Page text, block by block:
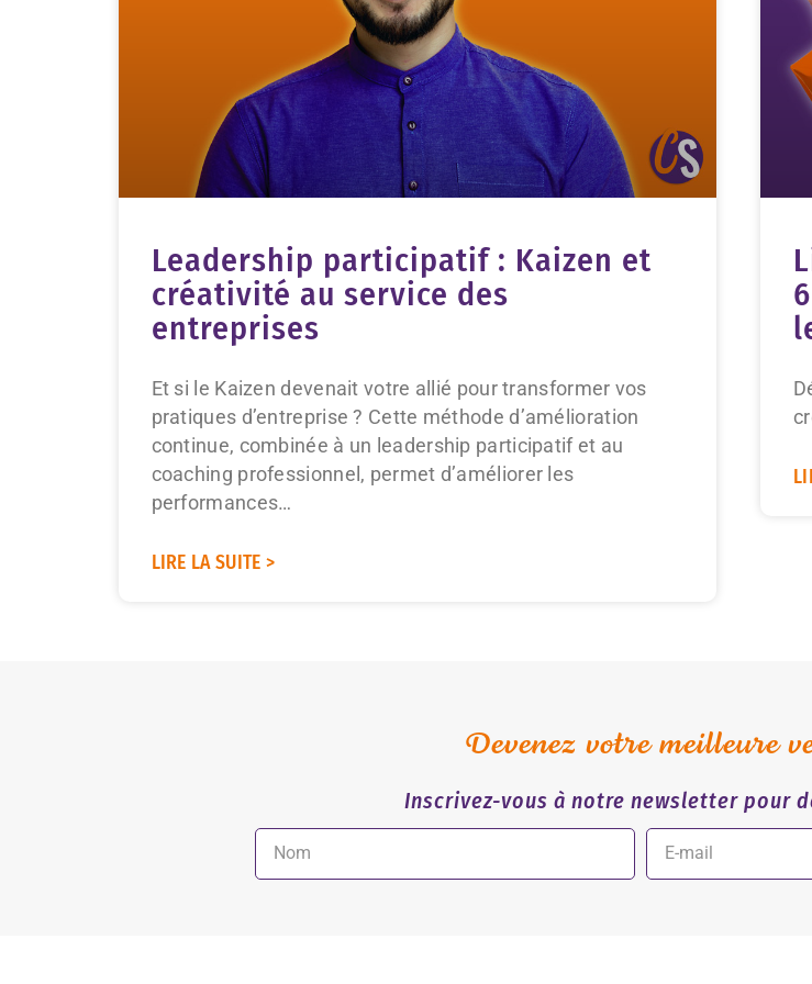
Leadership participatif : Kaizen et
créativité au service des
entreprises
Et si le Kaizen devenait votre allié pour transformer vos
pratiques d’entreprise ? Cette méthode d’amélioration
continue, combinée à un leadership participatif et au
coaching professionnel, permet d’améliorer les
performances…
LIRE LA SUITE >
Devenez votre meilleure
Inscrivez-vous à notre newsletter pour